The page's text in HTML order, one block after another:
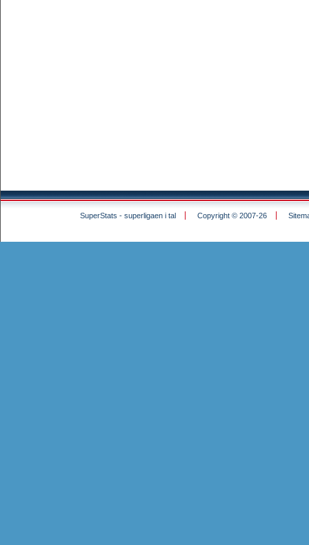
SuperStats - superligaen i tal Copyright © 2007-26